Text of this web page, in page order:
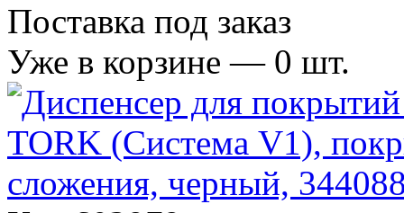
Поставка под заказ
Уже в корзине — 0 шт.